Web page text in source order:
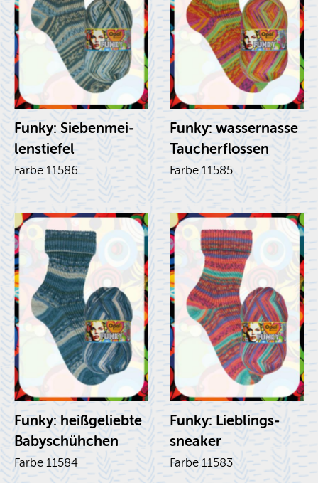
Funky: Sie­ben­mei­
len­stie­fel
Farbe 11586
Funky: was­ser­nas­se
Tau­cher­flos­sen
Farbe 11585
Funky: heiß­ge­lieb­te
Ba­by­schüh­chen
Farbe 11584
Funky: Lieb­lings­
snea­ker
Farbe 11583